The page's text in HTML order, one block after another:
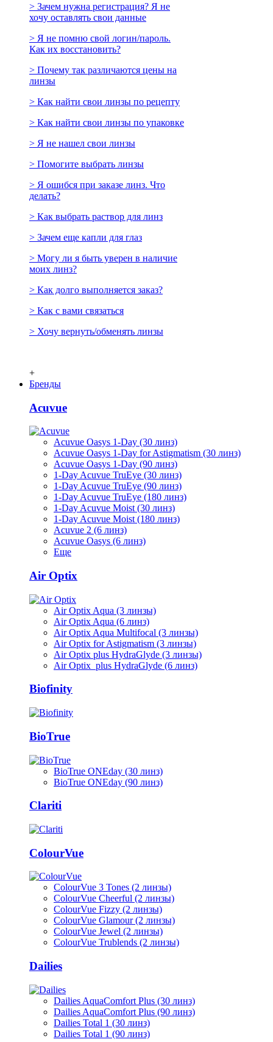
> Зачем нужна регистрация? Я не
хочу оставлять свои данные
> Я не помню свой логин/пароль.
Как их восстановить?
> Почему так различаются цены на
линзы
> Как найти свои линзы по рецепту
> Как найти свои линзы по упаковке
> Я не нашел свои линзы
> Помогите выбрать линзы
> Я ошибся при заказе линз. Что
делать?
> Как выбрать раствор для линз
> Зачем еще капли для глаз
> Могу ли я быть уверен в наличие
моих линз?
> Как долго выполняется заказ?
> Как с вами связаться
> Хочу вернуть/обменять линзы
+
Бренды
Acuvue
Acuvue Oasys 1-Day (30 линз)
Acuvue Oasys 1-Day for Astigmatism (30 линз)
Acuvue Oasys 1-Day (90 линз)
1-Day Acuvue TruEye (30 линз)
1-Day Acuvue TruEye (90 линз)
1-Day Acuvue TruEye (180 линз)
1-Day Acuvue Moist (30 линз)
1-Day Acuvue Moist (180 линз)
Acuvue 2 (6 линз)
Acuvue Oasys (6 линз)
Еще
Air Optix
Air Optix Aqua (3 линзы)
Air Optix Aqua (6 линз)
Air Optix Aqua Multifocal (3 линзы)
Air Optix for Astigmatism (3 линзы)
Air Optix plus HydraGlyde (3 линзы)
Air Optix plus HydraGlyde (6 линз)
Biofinity
BioTrue
BioTrue ONEday (30 линз)
BioTrue ONEday (90 линз)
Clariti
ColourVue
ColourVue 3 Tones (2 линзы)
ColourVue Cheerful (2 линзы)
ColourVue Fizzy (2 линзы)
ColourVue Glamour (2 линзы)
ColourVue Jewel (2 линзы)
ColourVue Trublends (2 линзы)
Dailies
Dailies AquaComfort Plus (30 линз)
Dailies AquaComfort Plus (90 линз)
Dailies Total 1 (30 линз)
Dailies Total 1 (90 линз)